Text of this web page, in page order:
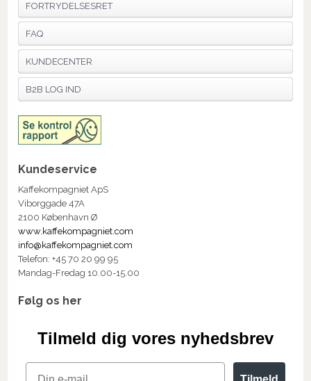
FORTRYDELSESRET
FAQ
KUNDECENTER
B2B LOG IND
Kundeservice
Kaffekompagniet ApS
Viborggade 47A
2100 København Ø
www.kaffekompagniet.com
info@kaffekompagniet.com
Telefon: +45 70 20 99 95
Mandag-Fredag 10.00-15.00
Følg os her
Tilmeld dig vores nyhedsbrev
Email